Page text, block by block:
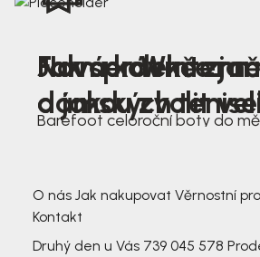
Nová kolekce
dámských
Jak správně
a jakou zvolit
Farmer Winter
Barefoot celoroční boty do
O nás Jak nakupovat Věrnostní
Kontakt
Druhý den u Vás 739 045 578